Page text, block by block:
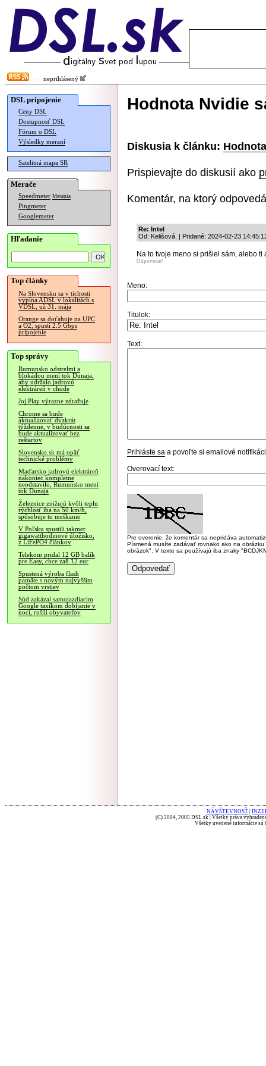
neprihlásený
DSL pripojenie
Ceny DSL
Dostupnosť DSL
Fórum o DSL
Výsledky meraní
Satelitná mapa SR
Merače
Speedmeter Merania
Pingmeter
Googlemeter
Hľadanie
Top články
Na Slovensku sa v tichosti
vypína ADSL v lokalitách s
VDSL, už 31. mája
Orange sa doťahuje na UPC
a O2, spustí 2.5 Gbps
pripojenie
Top správy
Rumunsko odstrelmi a
blokádou mení tok Dunaja,
aby udržalo jadrovú
elektráreň v chode
Joj Play výrazne zdražuje
Chrome sa bude
aktualizovať dvakrát
týždenne, v budúcnosti sa
bude aktualizovať bez
reštartov
Slovensko.sk má opäť
technické problémy
Maďarsko jadrovú elektráreň
nakoniec kompletne
neodstavilo, Rumunsko mení
tok Dunaja
Železnice znižujú kvôli teplu
rýchlosť iba na 50 km/h,
spôsobuje to meškanie
V Poľsku spustili takmer
gigawatthodinové úložisko,
z LiFePO4 článkov
Telekom pridal 12 GB balík
pre Easy, chce zaň 12 eur
Spustená výroba flash
pamäte s novým najvyšším
počtom vrstiev
Súd zakázal samojazdiacim
Google taxíkom dobíjanie v
noci, rušili obyvateľov
Hodnota Nvidie
Diskusia k článku:
Prispievajte do diskusií ako
Komentár, na ktorý
Re: Intel
Od: Kelišová. | Pridané: 2024-02-23
Na to tvoje meno si prišiel sám, alebo ti
Odpovedať
Meno:
Titulok:
Text:
Prihláste sa a povoľte si emailové
Overovací text:
Pre overenie, že komentár sa nepridáva
Písmená musíte zadávať rovnako ako na
obrázok". V texte sa používajú iba znaky
NÁVŠTEVNOSŤ
(C) 2004, 2005 DSL.sk | Všetky práva
Všetky uvedené informácie sú